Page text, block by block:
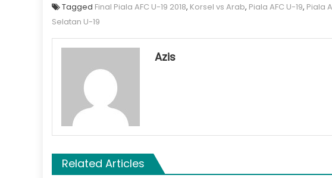
Tagged Final Piala AFC U-19 2018, Korsel vs Arab, Piala AFC U-19, Piala
Selatan U-19
Azis
Related Articles